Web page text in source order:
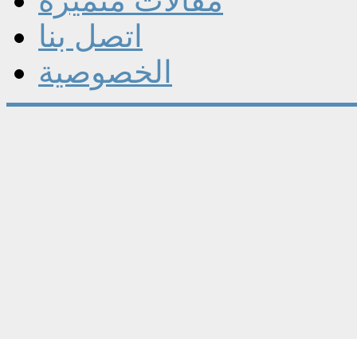
اتصل بنا
الخصوصية